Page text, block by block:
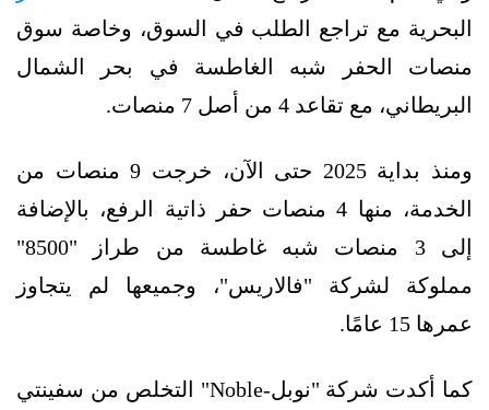
البحرية مع تراجع الطلب في السوق، وخاصة سوق
منصات الحفر شبه الغاطسة في بحر الشمال
البريطاني، مع تقاعد 4 من أصل 7 منصات.
ومنذ بداية 2025 حتى الآن، خرجت 9 منصات من
الخدمة، منها 4 منصات حفر ذاتية الرفع، بالإضافة
إلى 3 منصات شبه غاطسة من طراز "8500"
مملوكة لشركة "فالاريس"، وجميعها لم يتجاوز
عمرها 15 عامًا.
كما أكدت شركة "نوبل-Noble" التخلص من سفينتي